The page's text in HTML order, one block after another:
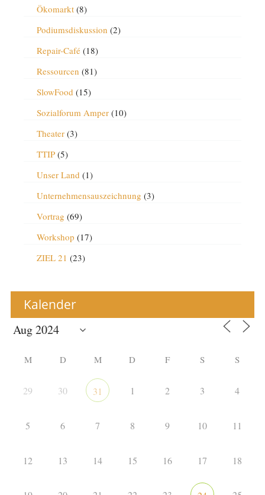
Ökomarkt(8)
Podiumsdiskussion (2)
Repair-Café(18)
Ressourcen (81)
SlowFood (15)
Sozialforum Amper(10)
Theater(3)
TTIP(5)
Unser Land (1)
Unternehmensauszeichnung (3)
Vortrag (69)
Workshop (17)
ZIEL 21 (23)
Kalender
M D M D F S S
29 30 31 1 2 3 4
5 6 7 8 9 10 11
12 13 14 15 16 17 18